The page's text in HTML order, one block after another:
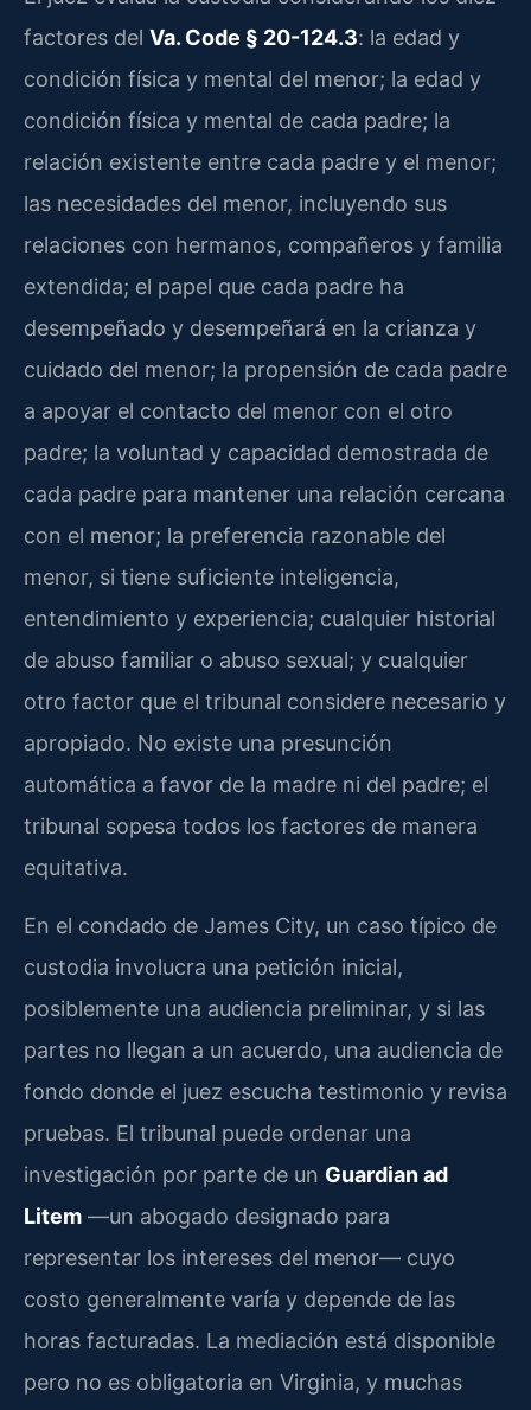
factores del Va. Code § 20-124.3: la edad y
condición física y mental del menor; la edad y
condición física y mental de cada padre; la
relación existente entre cada padre y el menor;
las necesidades del menor, incluyendo sus
relaciones con hermanos, compañeros y familia
extendida; el papel que cada padre ha
desempeñado y desempeñará en la crianza y
cuidado del menor; la propensión de cada padre
a apoyar el contacto del menor con el otro
padre; la voluntad y capacidad demostrada de
cada padre para mantener una relación cercana
con el menor; la preferencia razonable del
menor, si tiene suficiente inteligencia,
entendimiento y experiencia; cualquier historial
de abuso familiar o abuso sexual; y cualquier
otro factor que el tribunal considere necesario y
apropiado. No existe una presunción
automática a favor de la madre ni del padre; el
tribunal sopesa todos los factores de manera
equitativa.
En el condado de James City, un caso típico de
custodia involucra una petición inicial,
posiblemente una audiencia preliminar, y si las
partes no llegan a un acuerdo, una audiencia de
fondo donde el juez escucha testimonio y revisa
pruebas. El tribunal puede ordenar una
investigación por parte de un Guardian ad
Litem —un abogado designado para
representar los intereses del menor— cuyo
costo generalmente varía y depende de las
horas facturadas. La mediación está disponible
pero no es obligatoria en Virginia, y muchas